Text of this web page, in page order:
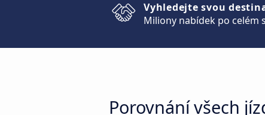
Vyhledejte svou
Miliony nabídek po celém
Porovnání všech